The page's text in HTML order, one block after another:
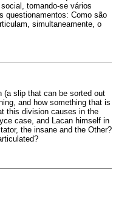
tomando-se vários
questionamentos: Como são
simultaneamente, o
(a slip that can be sorted out
and how something that is
this division causes in the
case, and Lacan himself in
the insane and the Other?